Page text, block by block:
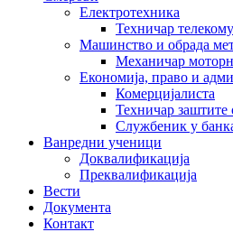
Електротехника
Техничар
Машинство и обрада
Механичар
Економија, право и
Комерцијалиста
Техничар заштите
Службеник у
Ванредни ученици
Доквалификација
Преквалификација
Вести
Документа
Контакт